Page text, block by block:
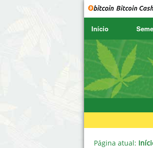
Início
SENSI SEEDS
SENSI SEEDS
NIRVANA
SERIOUS SEEDS
Página atual: